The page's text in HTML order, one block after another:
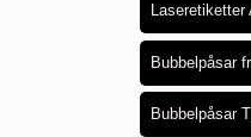
Laseretiketter
Bubbelpåsar
Bubbelpåsar